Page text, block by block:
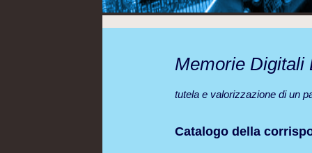
Memorie Digitali
tutela e valorizzazione di un
Catalogo della